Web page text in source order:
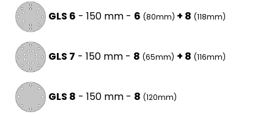
GLS 6 - 150 mm - 6 (80mm) + 8 (118mm)
GLS 7 - 150 mm - 8 (65mm) + 8 (116mm)
GLS 8 - 150 mm - 8 (120mm)